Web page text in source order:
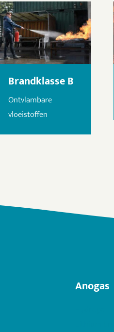
Brandklasse B
Ontvlambare
vloeistoffen
Anogas